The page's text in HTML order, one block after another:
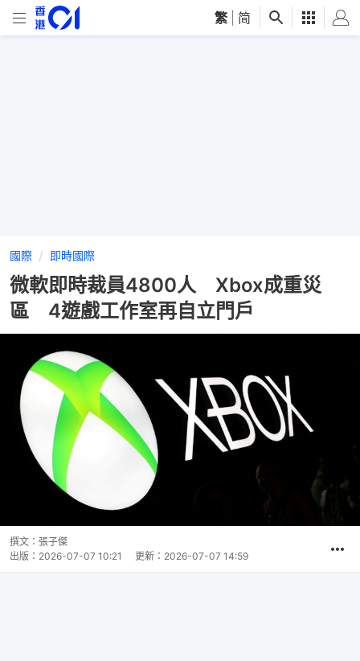
繁 简
國際 即時國際
微軟即時裁員4800人 Xbox成重災
區 4遊戲工作室再自立門戶
撰文： 張子傑
出版： 2026-07-07 10:21 更新： 2026-07-07 14:59